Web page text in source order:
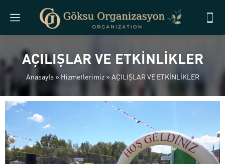
AÇILIŞLAR VE ETKİNLİKLER
Anasayfa» Hizmetlerimiz» AÇILIŞLAR VE ETKİNLİKLER